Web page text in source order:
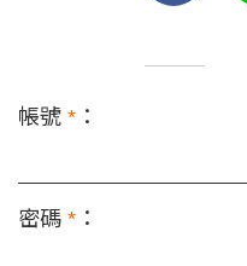
帳號 * ：
密碼 * ：